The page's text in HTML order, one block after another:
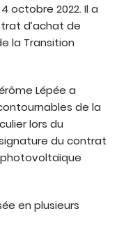
octobre 2022. Il a
d’achat de
la Transition
Lépée a
de la
lors du
du contrat
photovoltaïque
en plusieurs